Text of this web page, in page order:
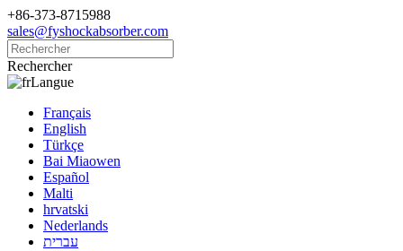
+86-373-8715988
sales@fyshockabsorber.com
Rechercher
Langue
Français
English
Türkçe
Bai Miaowen
Español
Malti
hrvatski
Nederlands
עברית